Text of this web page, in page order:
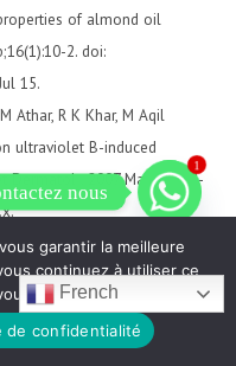
of almond oil
2. doi:
15.
Athar, R K Khar, M Aqil
ultraviolet B-induced
Dermatol . 2007 Mar;6(1):14-
Young-Sook Cho, Rickey Y
modulates the expression
in activated
83. doi:
French
garantir la meilleure
continuez à utiliser ce
en êtes satisfait.
de confidentialité
1
nous